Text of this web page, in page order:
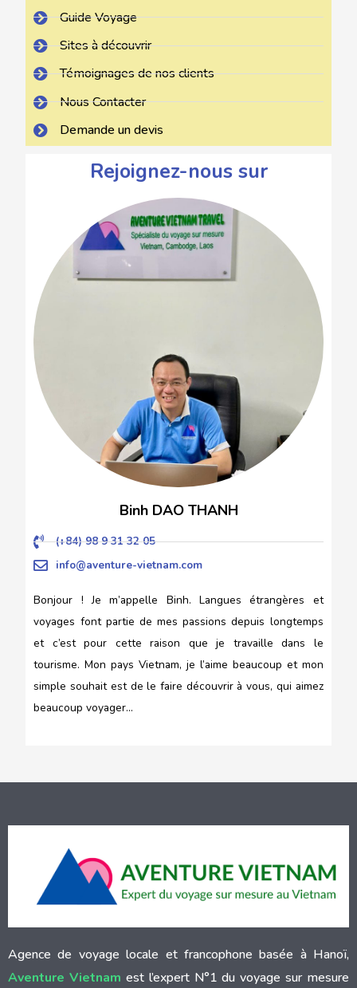
Guide Voyage
Sites à découvrir
Témoignages de nos clients
Nous Contacter
Demande un devis
Rejoignez-nous sur
Binh DAO THANH
(+84) 98 9 31 32 05
info@aventure-vietnam.com
Bonjour ! Je m’appelle Binh. Langues étrangères et
voyages font partie de mes passions depuis longtemps
et c’est pour cette raison que je travaille dans le
tourisme. Mon pays Vietnam, je l’aime beaucoup et mon
simple souhait est de le faire découvrir à vous, qui aimez
beaucoup voyager…
Agence de voyage locale et francophone basée à Hanoï,
Aventure Vietnam est l’expert N°1 du voyage sur mesure